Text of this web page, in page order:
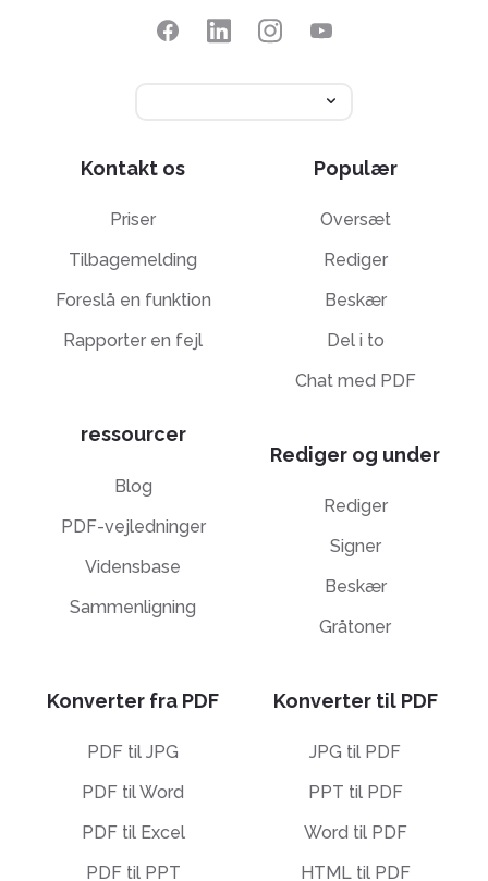
Kontakt os
Priser
Tilbagemelding
Foreslå en funktion
Rapporter en fejl
ressourcer
Blog
PDF-vejledninger
Vidensbase
Sammenligning
Populær
Oversæt
Rediger
Beskær
Del i to
Chat med PDF
Rediger og under
Rediger
Signer
Beskær
Gråtoner
Konverter fra PDF
PDF til JPG
PDF til Word
PDF til Excel
PDF til PPT
Konverter til PDF
JPG til PDF
PPT til PDF
Word til PDF
HTML til PDF